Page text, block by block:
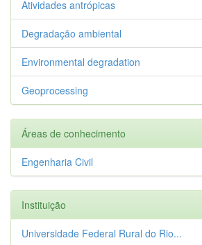
Atividades antrópicas
Degradação ambiental
Environmental degradation
Geoprocessing
Áreas de conhecimento
Engenharia Civil
Instituição
Universidade Federal Rural do Rio...